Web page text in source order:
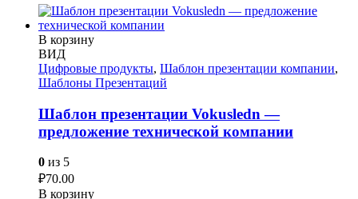
В корзину
ВИД
Цифровые продукты, Шаблон презентации компании,
Шаблоны Презентаций
Шаблон презентации Vokusledn —
предложение технической компании
0 из 5
₽70.00
В корзину